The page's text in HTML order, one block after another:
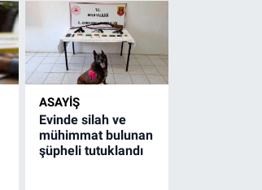
ASAYİŞ
Evinde silah ve
mühimmat bulunan
şüpheli tutuklandı